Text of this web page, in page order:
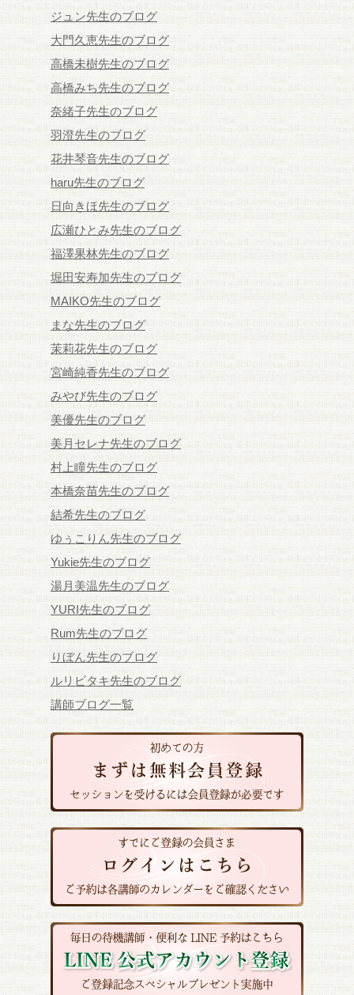
ジュン先生のブログ
大門久恵先生のブログ
高橋未樹先生のブログ
高橋みち先生のブログ
奈緒子先生のブログ
羽澄先生のブログ
花井琴音先生のブログ
haru先生のブログ
日向きほ先生のブログ
広瀬ひとみ先生のブログ
福澤果林先生のブログ
堀田安寿加先生のブログ
MAIKO先生のブログ
まな先生のブログ
茉莉花先生のブログ
宮崎純香先生のブログ
みやび先生のブログ
美優先生のブログ
美月セレナ先生のブログ
村上瞳先生のブログ
本橋奈苗先生のブログ
結希先生のブログ
ゆぅこりん先生のブログ
Yukie先生のブログ
湯月美温先生のブログ
YURI先生のブログ
Rum先生のブログ
りぼん先生のブログ
ルリビタキ先生のブログ
講師ブログ一覧